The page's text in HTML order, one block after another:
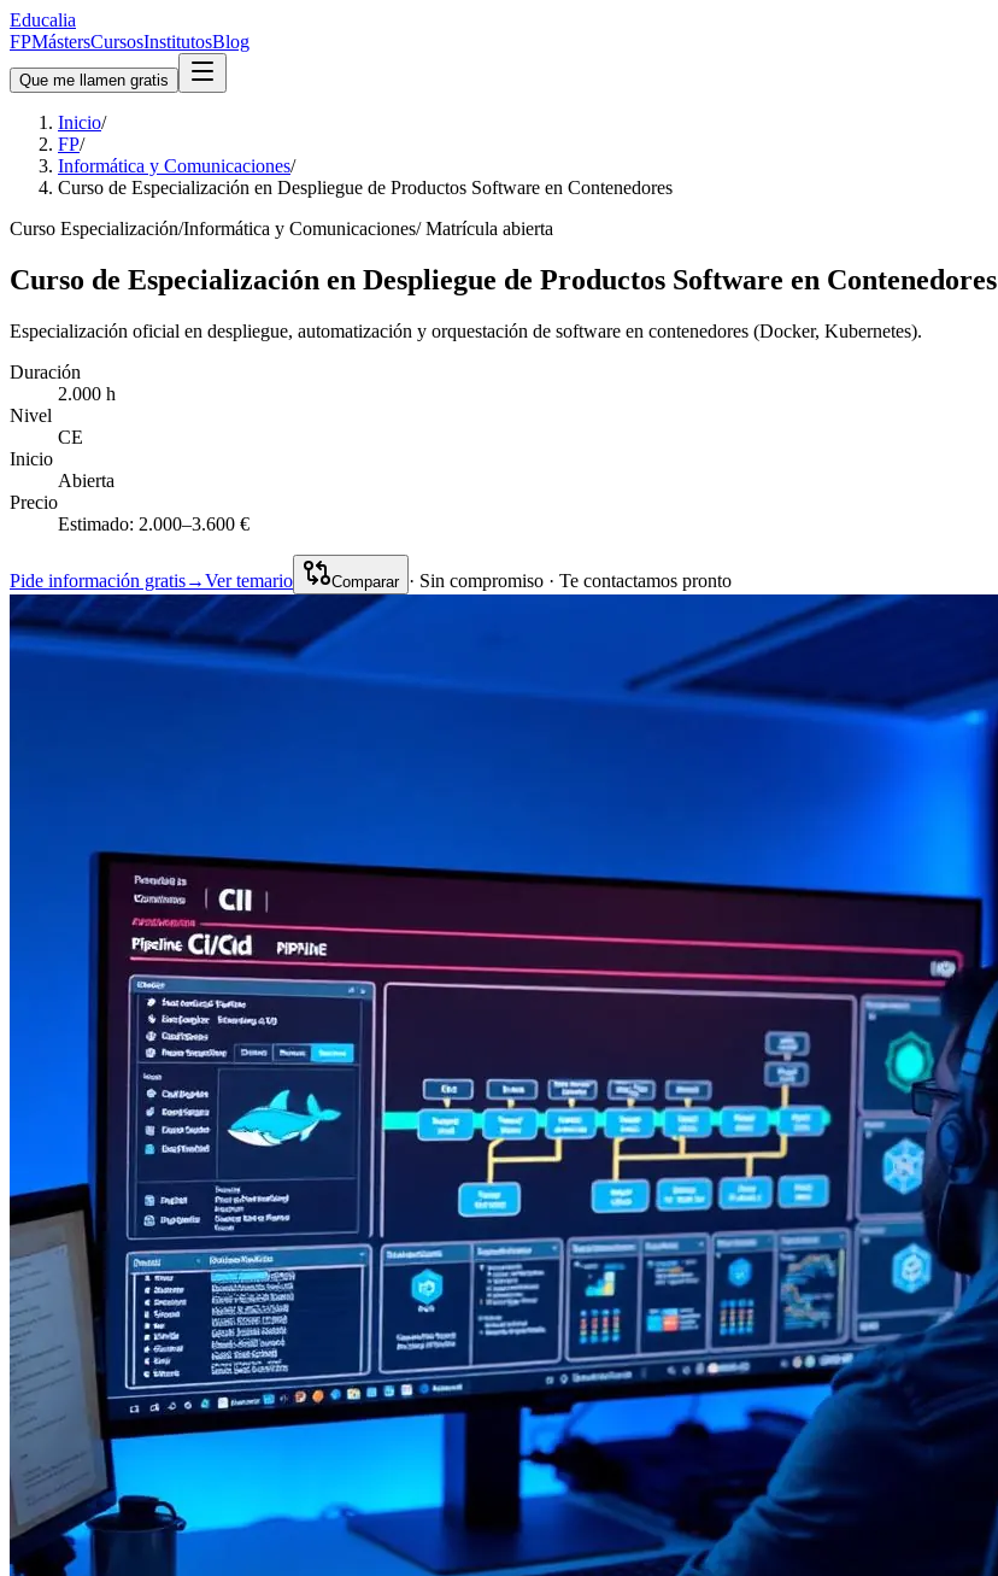
Educalia
FPMástersCursosInstitutosBlog
Que me llamen gratis
Inicio/
FP/
Informática y Comunicaciones/
Curso de Especialización en Despliegue de Productos Software en Contenedores
Curso Especialización/Informática y Comunicaciones/Matrícula abierta
Curso de Especialización en Despliegue de Productos Software en Contenedores
Especialización oficial en despliegue, automatización y orquestación de software en contenedores (Docker, Kubernetes).
Duración
2.000 h
Nivel
CE
Inicio
Abierta
Precio
Estimado: 2.000–3.600 €
Pide información gratis→Ver temario Comparar · Sin compromiso · Te contactamos pronto